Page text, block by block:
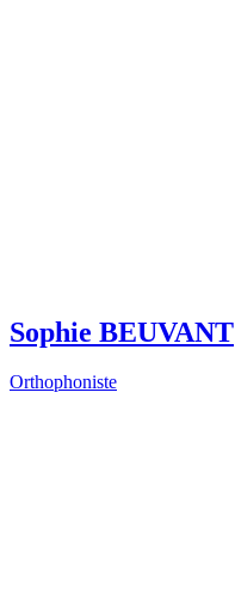
Sophie BEUVANT
Orthophoniste